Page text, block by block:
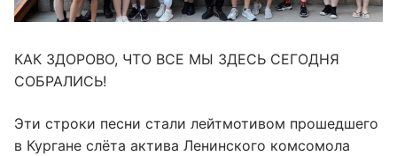
КАК ЗДОРОВО, ЧТО ВСЕ МЫ ЗДЕСЬ СЕГОДНЯ
СОБРАЛИСЬ!
Эти строки песни стали лейтмотивом прошедшего
в Кургане слёта актива Ленинского комсомола